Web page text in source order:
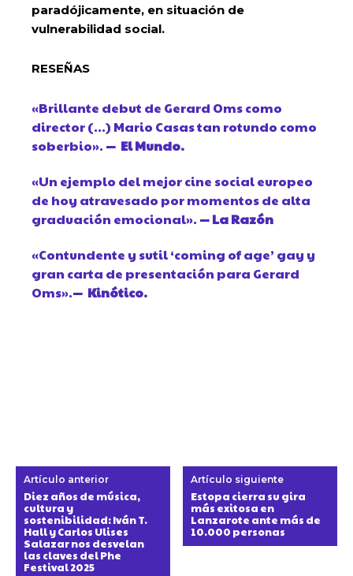
paradójicamente, en situación de
vulnerabilidad social.
RESEÑAS
«Brillante debut de Gerard Oms como
director (…) Mario Casas tan rotundo como
soberbio». — El Mundo.
«Un ejemplo del mejor cine social europeo
de hoy atravesado por momentos de alta
graduación emocional». — La Razón
«Contundente y sutil ‘coming of age’ gay y
gran carta de presentación para Gerard
Oms».— Kinótico.
Artículo anterior
Diez años de música,
cultura y
sostenibilidad: Iván T.
Hall y Carlos Ulises
Salazar nos desvelan
las claves del Phe
Festival 2025
Artículo siguiente
Estopa cierra su gira
más exitosa en
Lanzarote ante más de
10.000 personas